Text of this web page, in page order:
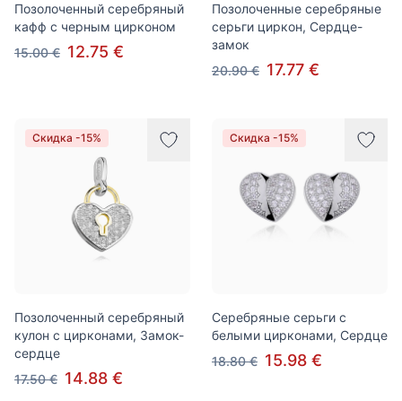
Позолоченный серебряный
кафф с черным цирконом
15.00 € 12.75 €
Позолоченные серебряные
серьги циркон, Сердце-
замок
20.90 € 17.77 €
Скидка -15%
Позолоченный серебряный
кулон с цирконами, Замок-
сердце
17.50 € 14.88 €
Скидка -15%
Серебряные серьги с
белыми цирконами, Сердце
18.80 € 15.98 €